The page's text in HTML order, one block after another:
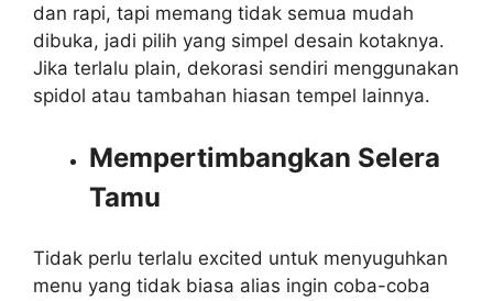
dan rapi, tapi memang tidak semua mudah
dibuka, jadi pilih yang simpel desain kotaknya.
Jika terlalu plain, dekorasi sendiri menggunakan
spidol atau tambahan hiasan tempel lainnya.
Mempertimbangkan Selera
Tamu
Tidak perlu terlalu excited untuk menyuguhkan
menu yang tidak biasa alias ingin coba-coba